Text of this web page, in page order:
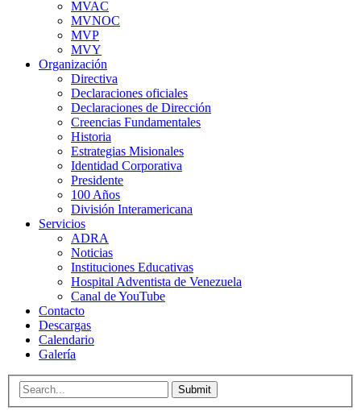
MVAC
MVNOC
MVP
MVY
Organización
Directiva
Declaraciones oficiales
Declaraciones de Dirección
Creencias Fundamentales
Historia
Estrategias Misionales
Identidad Corporativa
Presidente
100 Años
División Interamericana
Servicios
ADRA
Noticias
Instituciones Educativas
Hospital Adventista de Venezuela
Canal de YouTube
Contacto
Descargas
Calendario
Galería
Submit